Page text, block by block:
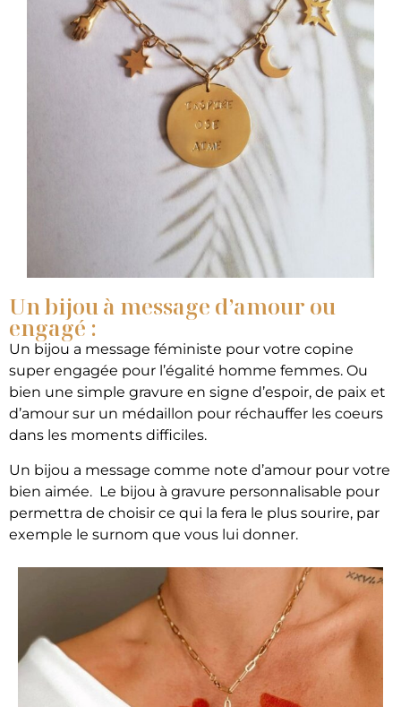
Un bijou à message d’amour ou
engagé :
Un bijou a message féministe pour votre copine
super engagée pour l’égalité homme femmes. Ou
bien une simple gravure en signe d’espoir, de paix et
d’amour sur un médaillon pour réchauffer les coeurs
dans les moments difficiles.
Un bijou a message comme note d’amour pour votre
bien aimée. Le bijou à gravure personnalisable pour
permettra de choisir ce qui la fera le plus sourire, par
exemple le surnom que vous lui donner.